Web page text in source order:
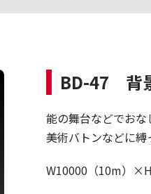
BD-47 背
能の舞台などでお
美術バトンなどに縛
W10000（10m）